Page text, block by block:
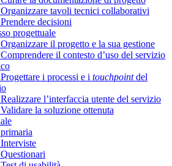
tavoli tecnici collaborativi
decisioni
progettuale
il progetto e la sua gestione
il contesto d’uso del servizio
i processi e i touchpointdel
l’interfaccia utente del servizio
la soluzione ottenuta